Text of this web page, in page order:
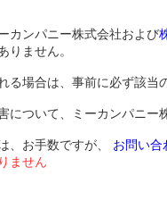
カンパニー株式会社および
りません。
る場合は、事前に必ず該当
について、ミーカンパニー
、お手数ですが、 お問い合
ません